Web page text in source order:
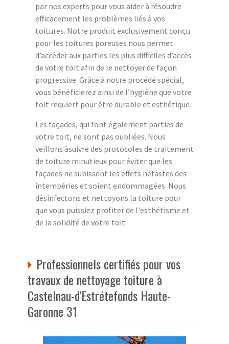
par nos experts pour vous aider à résoudre
efficacement les problèmes liés à vos
toitures. Notre produit exclusivement conçu
pour les toitures poreuses nous permet
d’accéder aux parties les plus difficiles d’accès
de votre toit afin de le nettoyer de façon
progressive. Grâce à notre procédé spécial,
vous bénéficierez ainsi de l’hygiène que votre
toit requiert pour être durable et esthétique.
Les façades, qui font également parties de
votre toit, ne sont pas oubliées. Nous
veillons àsuivre des protocoles de traitement
de toiture minutieux pour éviter que les
façades ne subissent les effets néfastes des
intempéries et soient endommagées. Nous
désinfectons et nettoyons la toiture pour
que vous puissiez profiter de l'esthétisme et
de la solidité de votre toit.
Professionnels certifiés pour vos
travaux de nettoyage toiture à
Castelnau-d'Estrétefonds Haute-
Garonne 31